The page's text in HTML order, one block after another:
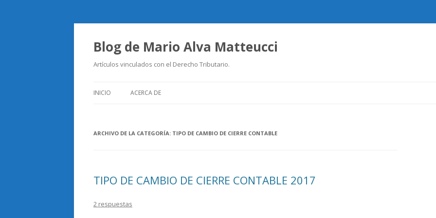
Blog de Mario Alva Matteucci
Artículos vinculados con el Derecho Tributario.
INICIO ACERCA DE
ARCHIVO DE LA CATEGORÍA: TIPO DE CAMBIO DE CIERRE CONTABLE
TIPO DE CAMBIO DE CIERRE CONTABLE 2017
2 respuestas